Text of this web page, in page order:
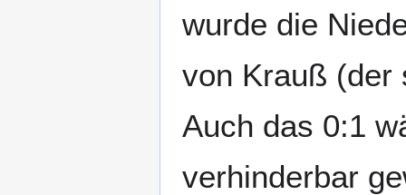
wurde die
von Krauß (der
Auch das 0:1
verhinderbar